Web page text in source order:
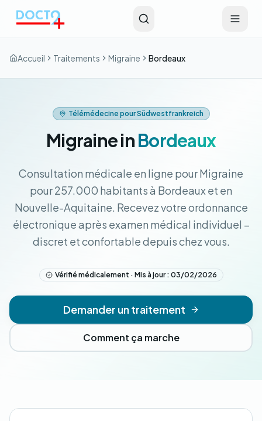
Accueil Traitements Migraine Bordeaux
Télémédecine pour Südwestfrankreich
Migraine inBordeaux
Consultation médicale en ligne pour Migraine
pour 257.000 habitants à Bordeaux et en
Nouvelle-Aquitaine. Recevez votre ordonnance
électronique après examen médical individuel –
discret et confortable depuis chez vous.
Vérifié médicalement · Mis à jour : 03/02/2026
Demander un traitement
Comment ça marche